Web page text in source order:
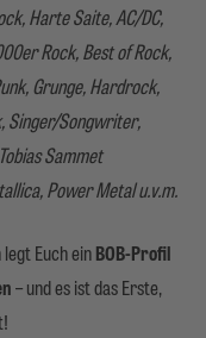
Harte Saite, AC/DC,
Rock, Best of Rock,
Grunge, Hardrock,
Singer/Songwriter,
Sammet
Power Metal u.v.m.
Euch einBOB-Profil
– und es ist das Erste,